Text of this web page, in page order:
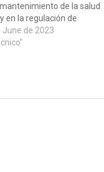
de la salud
en la regulación de
procesos fisiológicos en
humano. Además, se ha
June de 2023